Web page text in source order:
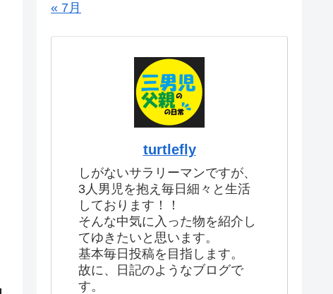
« 7月
turtlefly
しがないサラリーマンですが、
3人男児を抱え毎日細々と生活
しております！！
そんな中気に入った物を紹介し
てゆきたいと思います。
基本毎日投稿を目指します。
故に、日記のようなブログで
す。